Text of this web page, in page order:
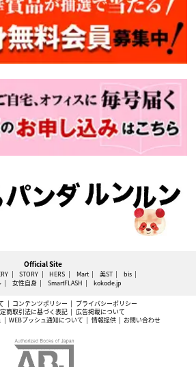
Official Site
STORY HERS Mart 美ST
bis
女性自身 SmartFLASH kokode.jp
コンテンツポリシー
プライバシーポリシー
商取引法に基づく表記
広告掲載について
WEBプッシュ通知について 情報提供 お問い合わせ